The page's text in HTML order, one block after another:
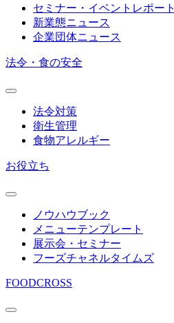
セミナー・イベントレポート
新業態ニュース
企業団体ニュース
法令・食の安全
法令対策
衛生管理
食物アレルギー
お役立ち
ノウハウブック
メニューテンプレート
展示会・セミナー
フーズチャネルタイムズ
FOODCROSS